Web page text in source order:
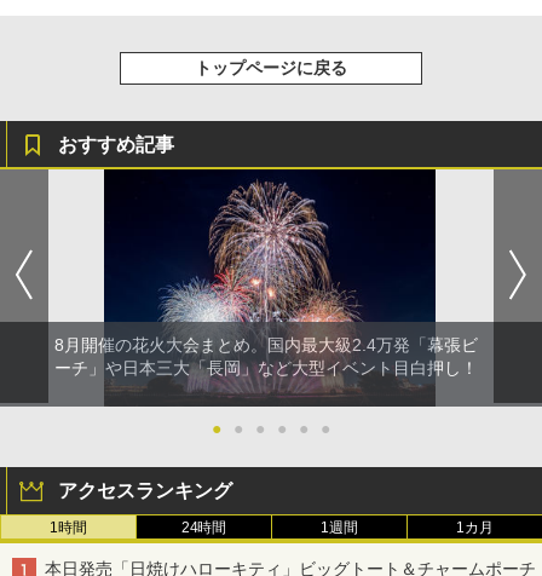
トップページに戻る
おすすめ記事
8月開催の花火大会まとめ。国内最大級2.4万発「幕張ビ
ーチ」や日本三大「長岡」など大型イベント目白押し！
● ● ● ● ● ●
アクセスランキング
1時間 24時間 1週間 1カ月
本日発売「日焼けハローキティ」ビッグトート＆チャームポーチ